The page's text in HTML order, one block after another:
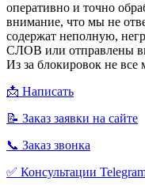
оперативно и точно
внимание, что мы не
содержат неполную,
СЛОВ или отправлены
Из за блокировок не все
📩 Написать
📝 Заказ заявки на сайте
📞 Заказ звонка
✅ Консультации